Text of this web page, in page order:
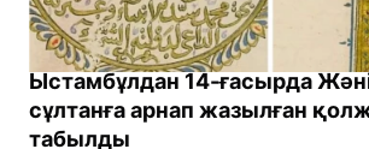
Ыстамбұлдан 14-ғасырда
сұлтанға арнап жазылған
табылды